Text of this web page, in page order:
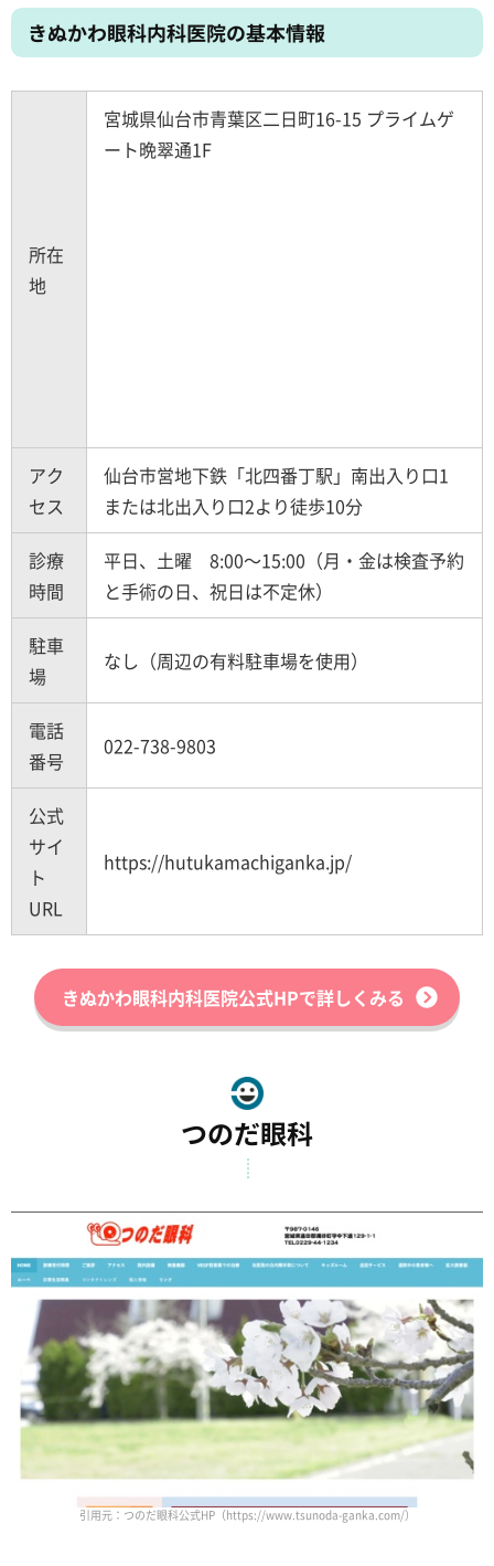
きぬかわ眼科内科医院の基本情報
所在
地
宮城県仙台市青葉区二日町16-15 プライムゲ
ート晩翠通1F
アク
セス
仙台市営地下鉄「北四番丁駅」南出入り口1
または北出入り口2より徒歩10分
診療
時間
平日、土曜 8:00～15:00（月・金は検査予約
と手術の日、祝日は不定休）
駐車
場
なし（周辺の有料駐車場を使用）
電話
番号
022-738-9803
公式
サイ
ト
URL
https://hutukamachiganka.jp/
きぬかわ眼科内科医院公式HPで詳しくみる
つのだ眼科
引用元：つのだ眼科公式HP（https://www.tsunoda-ganka.com/）